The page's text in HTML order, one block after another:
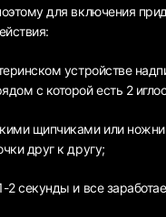
для включения
устройстве
с которой есть 2
щипчиками или
друг к другу;
2 секунды и все